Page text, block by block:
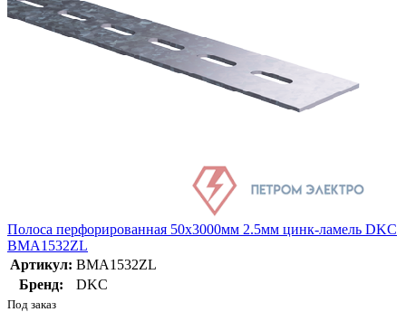
Полоса перфорированная 50х3000мм 2.5мм цинк-ламель DKC
BMA1532ZL
Артикул: BMA1532ZL
Бренд:
DKC
Под заказ